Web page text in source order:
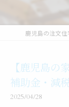
【鹿児島の
補助金・減
2025/04/28